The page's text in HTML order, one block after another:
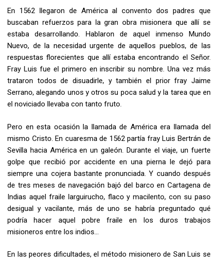
En 1562 llegaron de América al convento dos padres que
buscaban refuerzos para la gran obra misionera que allí se
estaba desarrollando. Hablaron de aquel inmenso Mundo
Nuevo, de la necesidad urgente de aquellos pueblos, de las
respuestas florecientes que allí estaba encontrando el Señor.
Fray Luis fue el primero en inscribir su nombre. Una vez más
trataron todos de disuadirle, y también el prior fray Jaime
Serrano, alegando unos y otros su poca salud y la tarea que en
el noviciado llevaba con tanto fruto.
Pero en esta ocasión la llamada de América era llamada del
mismo Cristo. En cuaresma de 1562 partía fray Luis Bertrán de
Sevilla hacia América en un galeón. Durante el viaje, un fuerte
golpe que recibió por accidente en una pierna le dejó para
siempre una cojera bastante pronunciada. Y cuando después
de tres meses de navegación bajó del barco en Cartagena de
Indias aquel fraile larguirucho, flaco y macilento, con su paso
desigual y vacilante, más de uno se habría preguntado qué
podría hacer aquel pobre fraile en los duros trabajos
misioneros entre los indios…
En las peores dificultades, el método misionero de San Luis se